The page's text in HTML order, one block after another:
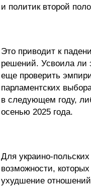
и политик второй
Это приводит к
решений. Усвоила ли
еще проверить
парламентских
в следующем году,
осенью 2025 года.
Для украино-
возможности,
ухудшение